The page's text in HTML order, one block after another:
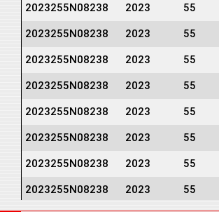
2023255N08238 2023 55
2023255N08238 2023 55
2023255N08238 2023 55
2023255N08238 2023 55
2023255N08238 2023 55
2023255N08238 2023 55
2023255N08238 2023 55
2023255N08238 2023 55